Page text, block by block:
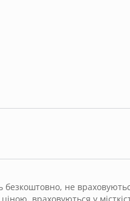
не
враховуються у